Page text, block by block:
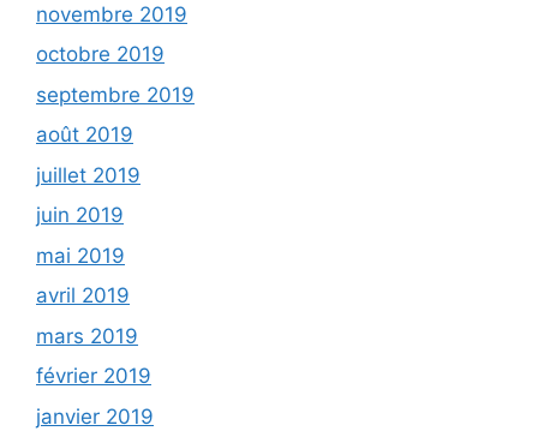
novembre 2019
octobre 2019
septembre 2019
août 2019
juillet 2019
juin 2019
mai 2019
avril 2019
mars 2019
février 2019
janvier 2019